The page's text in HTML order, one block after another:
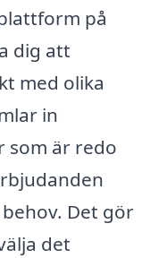
på
dig att
med olika
in
som är redo
Det gör
det